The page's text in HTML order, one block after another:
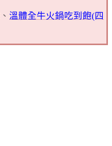
、 溫體全牛火鍋吃到飽(四